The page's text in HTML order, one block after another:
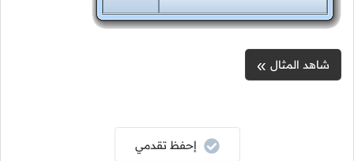
شاهد المثال
إحفظ تقدمي